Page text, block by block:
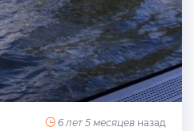
6 лет 5 месяцев назад